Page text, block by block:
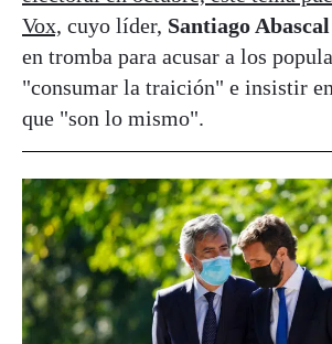
Vox, cuyo líder, Santiago Abascal
en tromba para acusar a los
"consumar la traición" e insistir
que "son lo mismo".